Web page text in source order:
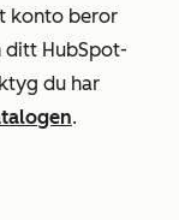
konto beror
ditt HubSpot-
du har
.